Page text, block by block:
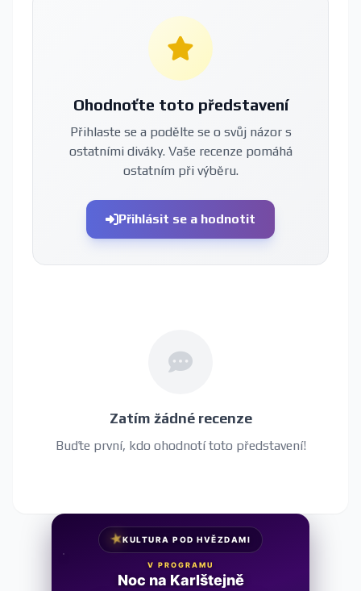
Ohodnoťte toto představení
Přihlaste se a podělte se o svůj názor s
ostatními diváky. Vaše recenze pomáhá
ostatním při výběru.
Přihlásit se a hodnotit
Zatím žádné recenze
Buďte první, kdo ohodnotí toto představení!
★KULTURA POD HVĚZDAMI
V PROGRAMU
Noc na Karlštejně